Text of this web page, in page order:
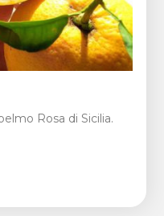
Rosa di Sicilia.